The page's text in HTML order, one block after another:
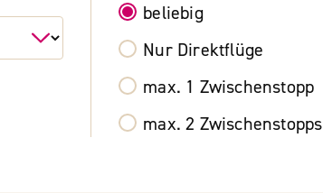
beliebig
Nur Direktflüge
max. 1 Zwischenstopp
max. 2 Zwischenstopps